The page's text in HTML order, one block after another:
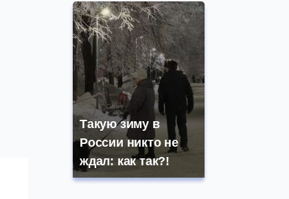
Такую зиму в
России никто не
ждал: как так?!